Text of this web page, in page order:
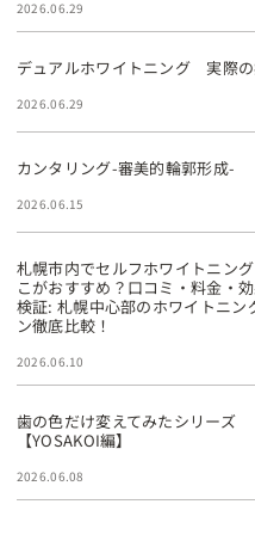
2026.06.29
デュアルホワイトニング 実際
2026.06.29
カンタリング-審美的輪郭形成-
2026.06.15
札幌市内でセルフホワイトニン
こがおすすめ？口コミ・料金・
検証: 札幌中心部のホワイトニン
ン徹底比較！
2026.06.10
歯の色だけ変えてみたシリーズ
【YOSAKOI編】
2026.06.08